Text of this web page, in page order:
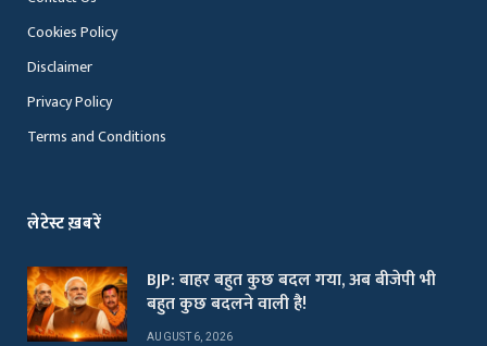
Cookies Policy
Disclaimer
Privacy Policy
Terms and Conditions
लेटेस्ट ख़बरें
BJP: बाहर बहुत कुछ बदल गया, अब बीजेपी भी
बहुत कुछ बदलने वाली है!
AUGUST 6, 2026